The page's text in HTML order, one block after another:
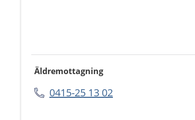
Äldremottagning
0415-25 13 02